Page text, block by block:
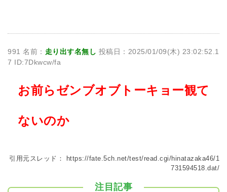
991 名前： 走り出す名無し 投稿日：2025/01/09(木) 23:02:52.1
7 ID:7Dkwcw/fa
お前らゼンブオブトーキョー観て
ないのか
引用元スレッド： https://fate.5ch.net/test/read.cgi/hinatazaka46/1
731594518.dat/
注目記事